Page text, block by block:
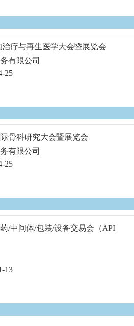
疗与再生医学大会暨展览会
有限公司
25
骨科研究大会暨展览会
有限公司
25
/中间体/包装/设备交易会（API
13